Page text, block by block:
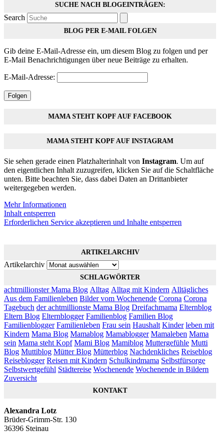
SUCHE NACH BLOGEINTRÄGEN:
Search
BLOG PER E-MAIL FOLGEN
Gib deine E-Mail-Adresse ein, um diesem Blog zu folgen und per
E-Mail Benachrichtigungen über neue Beiträge zu erhalten.
E-Mail-Adresse:
Folgen
MAMA STEHT KOPF AUF FACEBOOK
MAMA STEHT KOPF AUF INSTAGRAM
Sie sehen gerade einen Platzhalterinhalt von Instagram. Um auf
den eigentlichen Inhalt zuzugreifen, klicken Sie auf die Schaltfläche
unten. Bitte beachten Sie, dass dabei Daten an Drittanbieter
weitergegeben werden.
Mehr Informationen
Inhalt entsperren
Erforderlichen Service akzeptieren und Inhalte entsperren
ARTIKELARCHIV
Artikelarchiv
SCHLAGWÖRTER
achtmillionster Mama Blog Alltag Alltag mit Kindern Alltägliches
Aus dem Familienleben Bilder vom Wochenende Corona Corona
Tagebuch der achtmillionste Mama Blog Dreifachmama Elternblog
Eltern Blog Elternblogger Familienblog Familien Blog
Familienblogger Familienleben Frau sein Haushalt Kinder leben mit
Kindern Mama Blog Mamablog Mamablogger Mamaleben Mama
sein Mama steht Kopf Mami Blog Mamiblog Muttergefühle Mutti
Blog Muttiblog Mütter Blog Mütterblog Nachdenkliches Reiseblog
Reiseblogger Reisen mit Kindern Schulkindmama Selbstfürsorge
Selbstwertgefühl Städtereise Wochenende Wochenende in Bildern
Zuversicht
KONTAKT
Alexandra Lotz
Brüder-Grimm-Str. 130
36396 Steinau